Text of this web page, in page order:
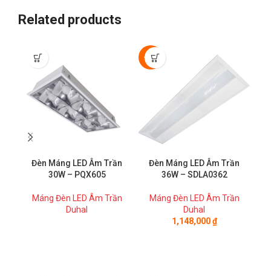
Related products
Đèn Máng LED Âm Trần
30W – PQX605
Máng Đèn LED Âm Trần
Duhal
-50%
Đèn Máng LED Âm Trần
36W – SDLA0362
Máng Đèn LED Âm Trần
Duhal
1,148,000₫